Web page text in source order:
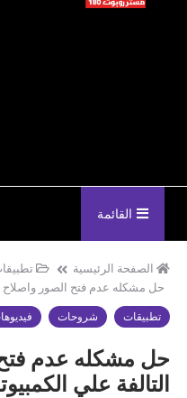
القائمة
الصفحة الرئيسية
حل مشكله عدم فتح الصور واصلاح
تطبيقات شروحات
حل مشكله عدم فتح
التالفة علي الكمبيوتر